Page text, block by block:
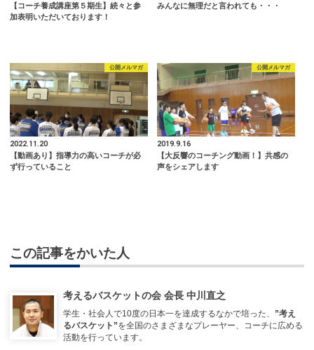
【コーチ養成講座第５期生】続々と参
加表明いただいております！
みんなに無理だと言われても・・・
公開メルマガ
2022.11.20
【動画あり】指導力の高いコーチが必
ず行っていること
公開メルマガ
2019.9.16
【大反響のコーチング動画！】共感の
声をシェアします
この記事をかいた人
考えるバスケットの会 会長 中川直之
学生・社会人で10度の日本一を達成するなかで培った、 ”考え
るバスケット”を全国のさまざまなプレーヤー、コーチに広める
活動を行っています。